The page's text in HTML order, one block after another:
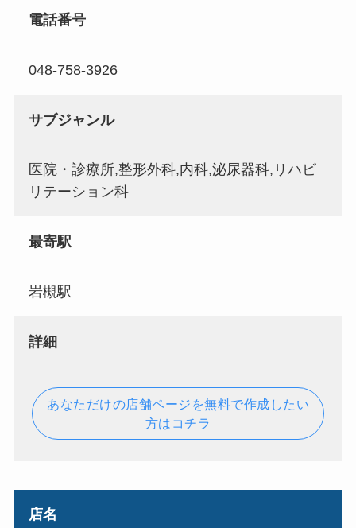
電話番号
048-758-3926
サブジャンル
医院・診療所,整形外科,内科,泌尿器科,リハビ
リテーション科
最寄駅
岩槻駅
詳細
あなただけの店舗ページを無料で作成したい
方はコチラ
店名